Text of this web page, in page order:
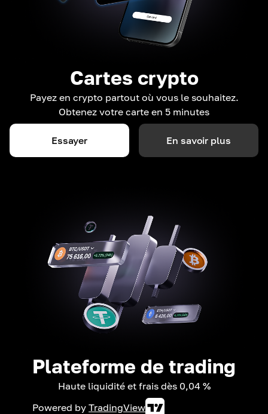
Cartes crypto
Payez en crypto partout où vous le souhaitez.
Obtenez votre carte en 5 minutes
Essayer En savoir plus
Plateforme de trading
Haute liquidité et frais dès 0,04 %
Powered by TradingView